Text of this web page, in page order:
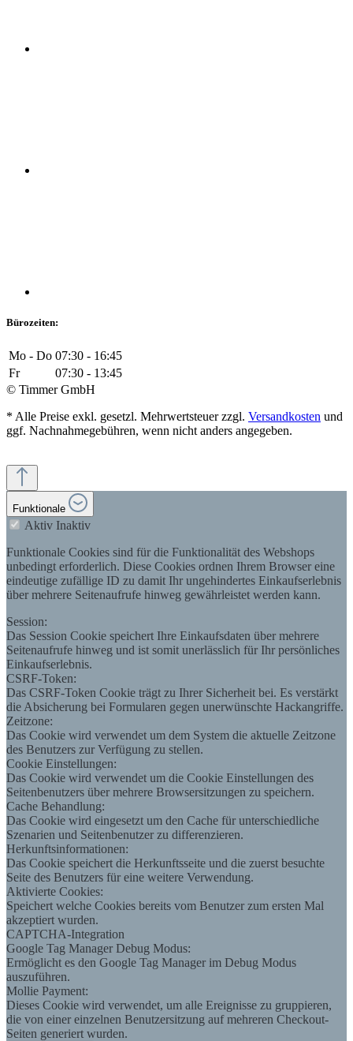
Bürozeiten:
Mo - Do 07:30 - 16:45
Fr
07:30 - 13:45
© Timmer GmbH
* Alle Preise exkl. gesetzl. Mehrwertsteuer zzgl. Versandkosten und
ggf. Nachnahmegebühren, wenn nicht anders angegeben.
Funktionale
Aktiv Inaktiv
Funktionale Cookies sind für die Funktionalität des Webshops
unbedingt erforderlich. Diese Cookies ordnen Ihrem Browser eine
eindeutige zufällige ID zu damit Ihr ungehindertes Einkaufserlebnis
über mehrere Seitenaufrufe hinweg gewährleistet werden kann.
Session:
Das Session Cookie speichert Ihre Einkaufsdaten über mehrere
Seitenaufrufe hinweg und ist somit unerlässlich für Ihr persönliches
Einkaufserlebnis.
CSRF-Token:
Das CSRF-Token Cookie trägt zu Ihrer Sicherheit bei. Es verstärkt
die Absicherung bei Formularen gegen unerwünschte Hackangriffe.
Zeitzone:
Das Cookie wird verwendet um dem System die aktuelle Zeitzone
des Benutzers zur Verfügung zu stellen.
Cookie Einstellungen:
Das Cookie wird verwendet um die Cookie Einstellungen des
Seitenbenutzers über mehrere Browsersitzungen zu speichern.
Cache Behandlung:
Das Cookie wird eingesetzt um den Cache für unterschiedliche
Szenarien und Seitenbenutzer zu differenzieren.
Herkunftsinformationen:
Das Cookie speichert die Herkunftsseite und die zuerst besuchte
Seite des Benutzers für eine weitere Verwendung.
Aktivierte Cookies:
Speichert welche Cookies bereits vom Benutzer zum ersten Mal
akzeptiert wurden.
CAPTCHA-Integration
Google Tag Manager Debug Modus:
Ermöglicht es den Google Tag Manager im Debug Modus
auszuführen.
Mollie Payment:
Dieses Cookie wird verwendet, um alle Ereignisse zu gruppieren,
die von einer einzelnen Benutzersitzung auf mehreren Checkout-
Seiten generiert wurden.